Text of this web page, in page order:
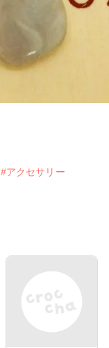
#アクセサリー